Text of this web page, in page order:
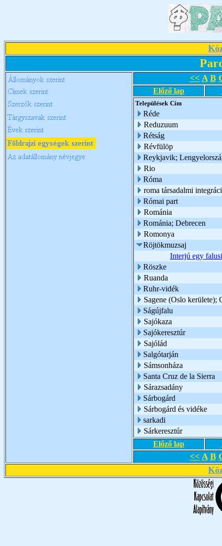
<< A B
Előző lap
Települések Cím
Réde
Reduzuum
Rétság
Révfülöp
Reykjavik;
Rio
Róma
roma társadalmi
Római part
Románia
Románia; Debrecen
Romonya
Röjtökmuzsaj
Interjú egy
Röszke
Ruanda
Ruhr-vidék
Sagene (Oslo kerülete);
Ságújfalu
Sajókaza
Sajókeresztúr
Sajólád
Salgótarján
Sámsonháza
Santa Cruz de la Sierra
Sárazsadány
Sárbogárd
Sárbogárd és vidéke
sarkadi
Sárkeresztúr
Előző lap
<< A B